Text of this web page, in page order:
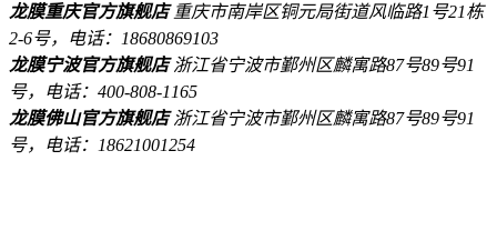
龙膜重庆官方旗舰店重庆市南岸区铜元局街道风临路1号21栋
2-6号，电话：18680869103
龙膜宁波官方旗舰店浙江省宁波市鄞州区麟寓路87号89号91
号，电话：400-808-1165
龙膜佛山官方旗舰店浙江省宁波市鄞州区麟寓路87号89号91
号，电话：18621001254